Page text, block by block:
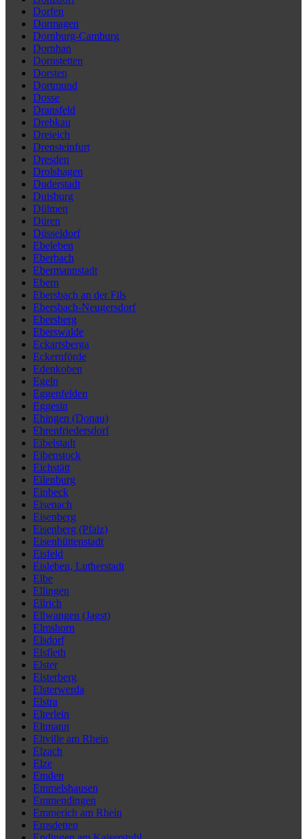
Dorfen
Dormagen
Dornburg-Camburg
Dornhan
Dornstetten
Dorsten
Dortmund
Dosse
Dransfeld
Drebkau
Dreieich
Drensteinfurt
Dresden
Drolshagen
Duderstadt
Duisburg
Dülmen
Düren
Düsseldorf
Ebeleben
Eberbach
Ebermannstadt
Ebern
Ebersbach an der Fils
Ebersbach-Neugersdorf
Ebersberg
Eberswalde
Eckartsberga
Eckernförde
Edenkoben
Egeln
Eggenfelden
Eggesin
Ehingen (Donau)
Ehrenfriedersdorf
Eibelstadt
Eibenstock
Eichstätt
Eilenburg
Einbeck
Eisenach
Eisenberg
Eisenberg (Pfalz)
Eisenhüttenstadt
Eisfeld
Eisleben, Lutherstadt
Elbe
Ellingen
Ellrich
Ellwangen (Jagst)
Elmshorn
Elsdorf
Elsfleth
Elster
Elsterberg
Elsterwerda
Elstra
Elterlein
Eltmann
Eltville am Rhein
Elzach
Elze
Emden
Emmelshausen
Emmendingen
Emmerich am Rhein
Emsdetten